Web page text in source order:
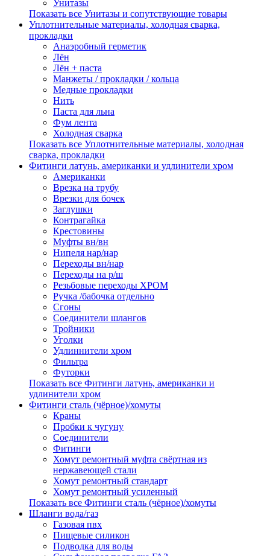
Унитазы
Показать все Унитазы и сопутствующие товары
Уплотнительные материалы, холодная сварка,
прокладки
Анаэробный герметик
Лён
Лён + паста
Манжеты / прокладки / кольца
Медные прокладки
Нить
Паста для льна
Фум лента
Холодная сварка
Показать все Уплотнительные материалы, холодная
сварка, прокладки
Фитинги латунь, американки и удлинители хром
Американки
Врезка на трубу
Врезки для бочек
Заглушки
Контрагайка
Крестовины
Муфты вн/вн
Нипеля нар/нар
Переходы вн/нар
Переходы на р/ш
Резьбовые переходы ХРОМ
Ручка /бабочка отдельно
Сгоны
Соединители шлангов
Тройники
Уголки
Удлиннители хром
Фильтра
Футорки
Показать все Фитинги латунь, американки и
удлинители хром
Фитинги сталь (чёрное)/хомуты
Краны
Пробки к чугуну
Соединители
Фитинги
Хомут ремонтный муфта свёртная из
нержавеющей стали
Хомут ремонтный стандарт
Хомут ремонтный усиленный
Показать все Фитинги сталь (чёрное)/хомуты
Шланги вода/газ
Газовая пвх
Пищевые силикон
Подводка для воды